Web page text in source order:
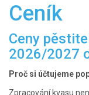
Ceník
Ceny
2026/2027
Proč si účtujeme
Zpracování kvasu